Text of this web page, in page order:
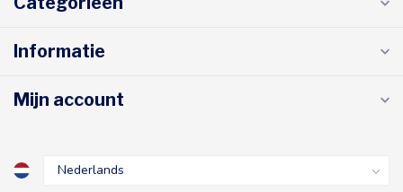
Informatie
Mijn account